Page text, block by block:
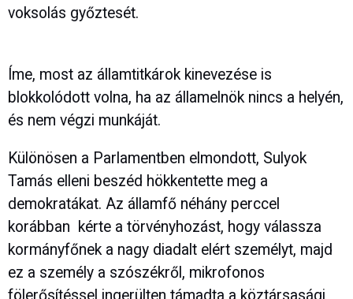
voksolás győztesét.
Íme, most az államtitkárok kinevezése is
blokkolódott volna, ha az államelnök nincs a helyén,
és nem végzi munkáját.
Különösen a Parlamentben elmondott, Sulyok
Tamás elleni beszéd hökkentette meg a
demokratákat. Az államfő néhány perccel
korábban kérte a törvényhozást, hogy válassza
kormányfőnek a nagy diadalt elért személyt, majd
ez a személy a szószékről, mikrofonos